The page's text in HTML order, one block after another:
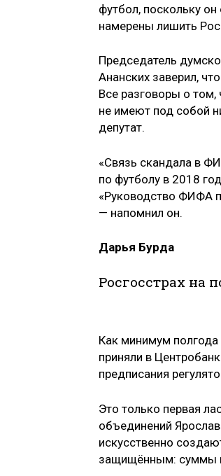
футбол, поскольку
намерены лишить
Председатель
Ананских заверил,
Все разговоры о том,
не имеют под собой
депутат.
«Связь скандала в
по футболу в 2018
«Руководство ФИФА
— напомнил он.
Дарья Бурда
Росгосстрах на
Как минимум
приняли в
предписания
Это только первая
объединений
искусственно
защищённым: суммы